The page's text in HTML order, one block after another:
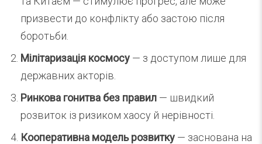
призвести до конфлікту або застою після
боротьби.
Мілітаризація космосу — з доступом лише для
державних акторів.
Ринкова гонитва без правил — швидкий
розвиток із ризиком хаосу й нерівності.
Кооперативна модель розвитку — заснована на